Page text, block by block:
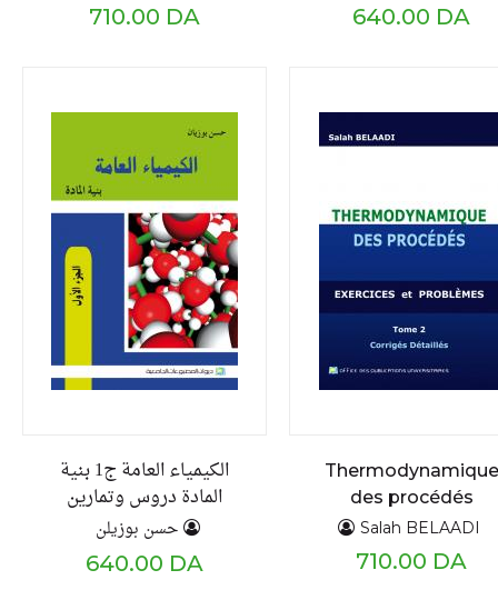
710.00 DA 640.00 DA
الكيمياء العامة ج1 بنية
المادة دروس وتمارين
محلولة
حسن بوزيلن
640.00 DA
Thermodynamique
des procédés
exercices et
problèmes T2
Salah BELAADI
710.00 DA